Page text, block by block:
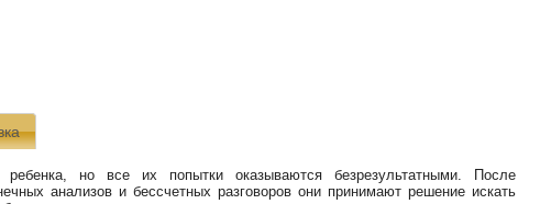
но все их попытки оказываются безрезультатными. После
анализов и бессчетных разговоров они принимают решение искать